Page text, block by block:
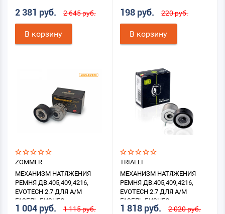
2 381 руб. 2 645 руб.
В корзину
198 руб. 220 руб.
В корзину
ZOMMER
МЕХАНИЗМ НАТЯЖЕНИЯ
РЕМНЯ ДВ.405,409,4216,
EVOTECH 2.7 ДЛЯ А/М
ГАЗЕЛЬ БИЗНЕС
1 004 руб. 1 115 руб.
TRIALLI
МЕХАНИЗМ НАТЯЖЕНИЯ
РЕМНЯ ДВ.405,409,4216,
EVOTECH 2.7 ДЛЯ А/М
ГАЗЕЛЬ БИЗНЕС
1 818 руб. 2 020 руб.